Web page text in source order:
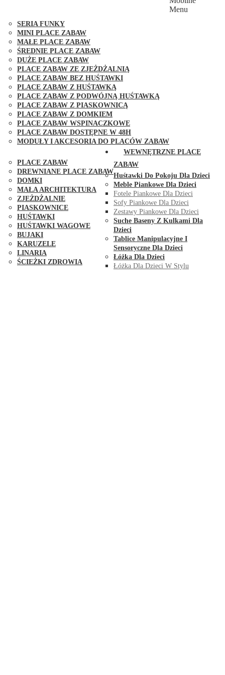
SERIA FUNKY
MINI PLACE ZABAW
MAŁE PLACE ZABAW
ŚREDNIE PLACE ZABAW
DUŻE PLACE ZABAW
PLACE ZABAW ZE ZJEŻDŻALNIĄ
PLACE ZABAW BEZ HUŚTAWKI
PLACE ZABAW Z HUŚTAWKĄ
PLACE ZABAW Z PODWÓJNĄ HUŚTAWKĄ
PLACE ZABAW Z PIASKOWNICĄ
PLACE ZABAW Z DOMKIEM
PLACE ZABAW WSPINACZKOWE
PLACE ZABAW DOSTĘPNE W 48H
MODUŁY I AKCESORIA DO PLACÓW ZABAW
PLACE ZABAW
DREWNIANE PLACE ZABAW
DOMKI
MAŁA ARCHITEKTURA
ZJEŻDŻALNIE
PIASKOWNICE
HUŚTAWKI
HUŚTAWKI WAGOWE
BUJAKI
KARUZELE
LINARIA
ŚCIEŻKI ZDROWIA
Menu
WEWNĘTRZNE PLACE
ZABAW
Huśtawki Do Pokoju Dla Dzieci
Meble Piankowe Dla Dzieci
Fotele Piankowe Dla Dzieci
Sofy Piankowe Dla Dzieci
Zestawy Piankowe Dla Dzieci
Suche Baseny Z Kulkami Dla
Dzieci
Tablice Manipulacyjne I
Sensoryczne Dla Dzieci
Łóżka Dla Dzieci
Łóżka Dla Dzieci W Stylu